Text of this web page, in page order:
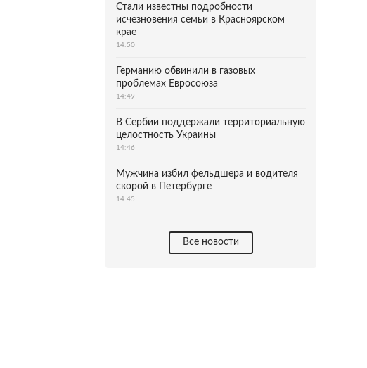
Стали известны подробности
исчезновения семьи в Красноярском
крае
14:50
Германию обвинили в газовых
проблемах Евросоюза
14:49
В Сербии поддержали территориальную
целостность Украины
14:46
Мужчина избил фельдшера и водителя
скорой в Петербурге
14:45
Все новости